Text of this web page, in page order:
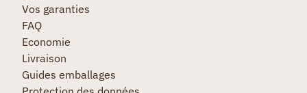
Vos garanties
FAQ
Economie
Livraison
Guides emballages